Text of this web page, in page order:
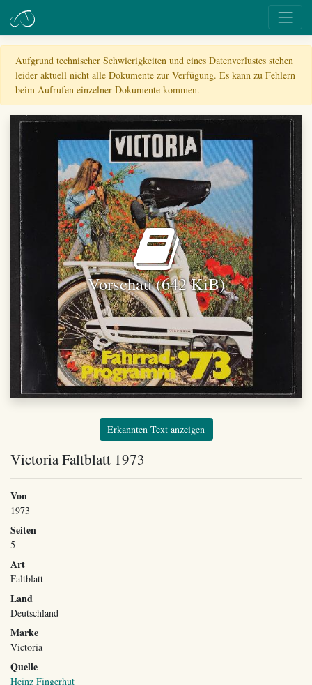
Aufgrund technischer Schwierigkeiten und eines Datenverlustes stehen
leider aktuell nicht alle Dokumente zur Verfügung. Es kann zu Fehlern
beim Aufrufen einzelner Dokumente kommen.
Vorschau (642 KiB)
Erkannten Text anzeigen
Victoria Faltblatt 1973
Von
1973
Seiten
5
Art
Faltblatt
Land
Deutschland
Marke
Victoria
Quelle
Heinz Fingerhut